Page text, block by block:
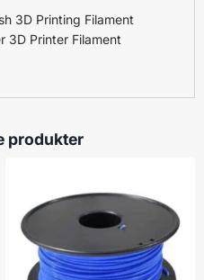
3D Printing Filament
3D Printer Filament
produkter